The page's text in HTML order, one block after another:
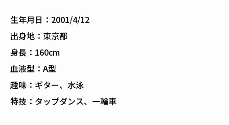
生年月日：2001/4/12
出身地：東京都
身長：160cm
血液型：A型
趣味：ギター、水泳
特技：タップダンス、一輪車